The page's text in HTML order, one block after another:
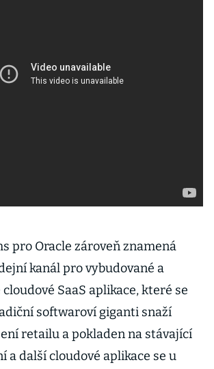
pro Oracle zároveň znamená
kanál pro vybudované a
SaaS aplikace, které se
softwaroví giganti snaží
retailu a pokladen na stávající
a další cloudové aplikace se u